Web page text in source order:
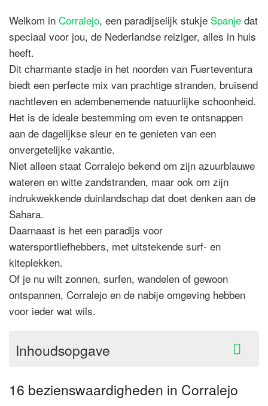
Welkom in Corralejo, een paradijselijk stukje Spanje dat
speciaal voor jou, de Nederlandse reiziger, alles in huis
heeft.
Dit charmante stadje in het noorden van Fuerteventura
biedt een perfecte mix van prachtige stranden, bruisend
nachtleven en adembenemende natuurlijke schoonheid.
Het is de ideale bestemming om even te ontsnappen
aan de dagelijkse sleur en te genieten van een
onvergetelijke vakantie.
Niet alleen staat Corralejo bekend om zijn azuurblauwe
wateren en witte zandstranden, maar ook om zijn
indrukwekkende duinlandschap dat doet denken aan de
Sahara.
Daarnaast is het een paradijs voor
watersportliefhebbers, met uitstekende surf- en
kiteplekken.
Of je nu wilt zonnen, surfen, wandelen of gewoon
ontspannen, Corralejo en de nabije omgeving hebben
voor ieder wat wils.
Inhoudsopgave
16 bezienswaardigheden in Corralejo